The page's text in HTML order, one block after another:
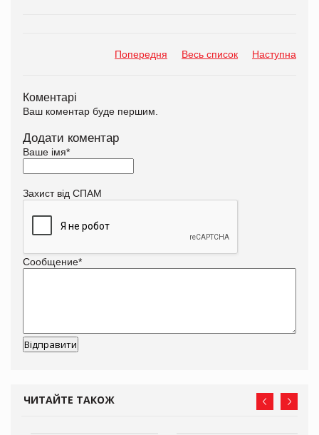
Попередня Весь список Наступна
Коментарі
Ваш коментар буде першим.
Додати коментар
Ваше імя*
Захист від СПАМ
Сообщение*
ЧИТАЙТЕ ТАКОЖ